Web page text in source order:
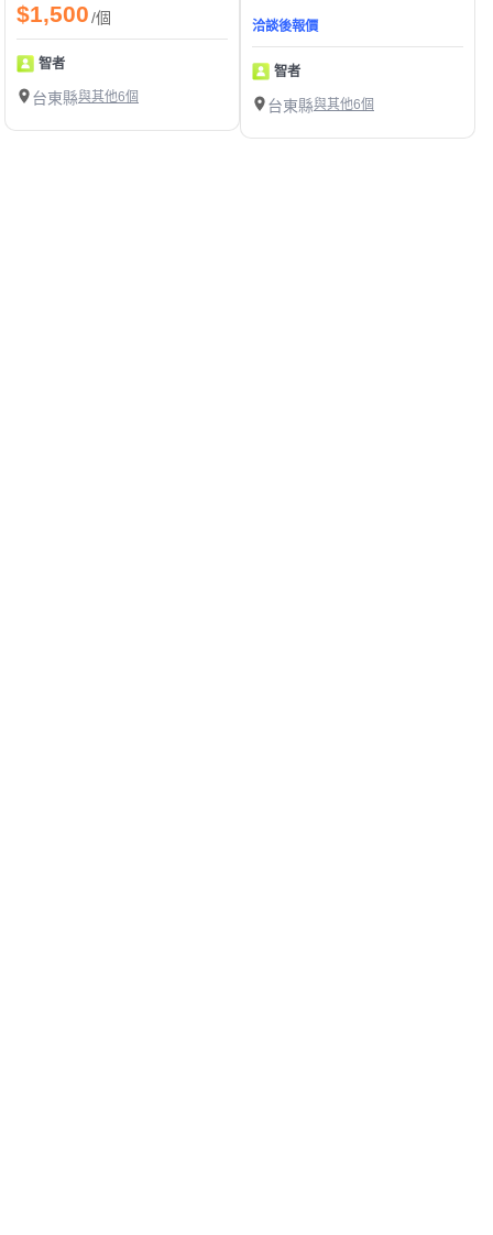
$1,500/個
智者
台東縣與其他6個
洽談後報價
智者
台東縣與其他6個